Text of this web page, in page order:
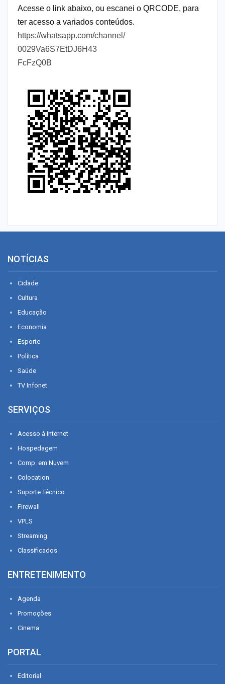
Acesse o link abaixo, ou escanei o QRCODE, para
ter acesso a variados conteúdos.
https://whatsapp.com/channel/
0029Va6S7EtDJ6H43
FcFzQ0B
NOTÍCIAS
Cidade
Cultura
Educação
Economia
Esporte
Política
Saúde
TV Infonet
SERVIÇOS
Acesso à Internet
Hospedagem
Comp. em Nuvem
Colocation
Suporte Técnico
Firewall
VPLS
Streaming
Classificados
ENTRETENIMENTO
Agenda
Promoções
Cinema
PORTAL
Editorial